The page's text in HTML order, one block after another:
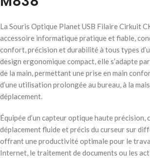
La Souris Optique Planet USB Filaire Cirkuit
accessoire informatique pratique et fiable,
confort, précision et durabilité à tous types
design ergonomique compact, elle s’adapte
de la main, permettant une prise en main
d’une utilisation prolongée au bureau, à la
déplacement.
Équipée d’un capteur optique haute précision,
déplacement fluide et précis du curseur sur
offrant une productivité optimale pour le
Internet, le traitement de documents ou les